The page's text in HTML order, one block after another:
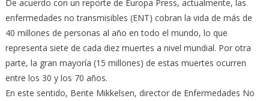
De acuerdo con un reporte de Europa Press, actualmente, las
enfermedades no transmisibles (ENT) cobran la vida de más de
40 millones de personas al año en todo el mundo, lo que
representa siete de cada diez muertes a nivel mundial. Por otra
parte, la gran mayoría (15 millones) de estas muertes ocurren
entre los 30 y los 70 años.
En este sentido, Bente Mikkelsen, director de Enfermedades No